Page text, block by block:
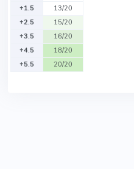
+1.5
13/20
+2.5
15/20
+3.5
16/20
+4.5
18/20
+5.5
20/20